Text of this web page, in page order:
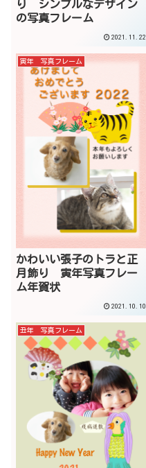
り シンプルなデザイン
の写真フレーム
2021.11.22
寅年 写真フレーム
かわいい張子のトラと正
月飾り 寅年写真フレー
ム年賀状
2021.10.10
丑年 写真フレーム